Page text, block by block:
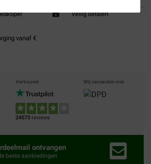
Veilig betalen
vanaf €
Vertrouwd
24573 reviews
Wij verzenden met
ontvangen
beste aanbiedingen